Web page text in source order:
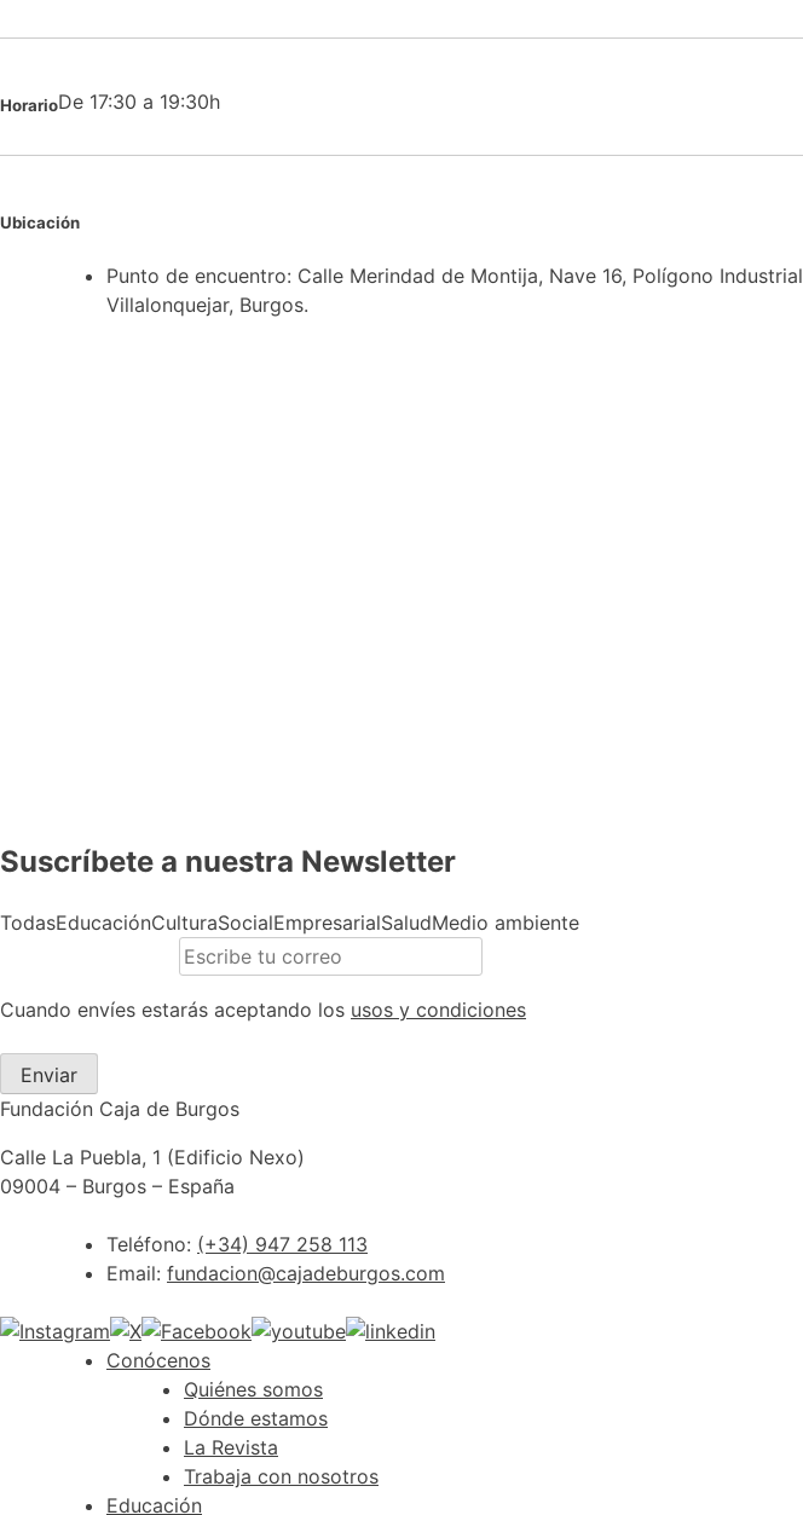
HorarioDe 17:30 a 19:30h
Ubicación
Punto de encuentro: Calle Merindad de Montija, Nave 16, Polígono Industrial
Villalonquejar, Burgos.
Suscríbete a nuestra Newsletter
TodasEducaciónCulturaSocialEmpresarialSaludMedio ambiente
Cuando envíes estarás aceptando los usos y condiciones
Enviar
Fundación Caja de Burgos
Calle La Puebla, 1 (Edificio Nexo)
09004 – Burgos – España
Teléfono: (+34) 947 258 113
Email: fundacion@cajadeburgos.com
Conócenos
Quiénes somos
Dónde estamos
La Revista
Trabaja con nosotros
Educación